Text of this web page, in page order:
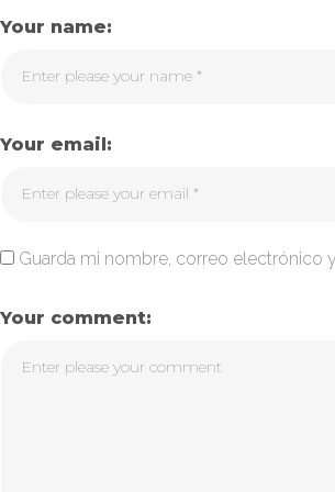
Your comment:
Your name:
Your email:
Guarda mi nombre, correo electrónico